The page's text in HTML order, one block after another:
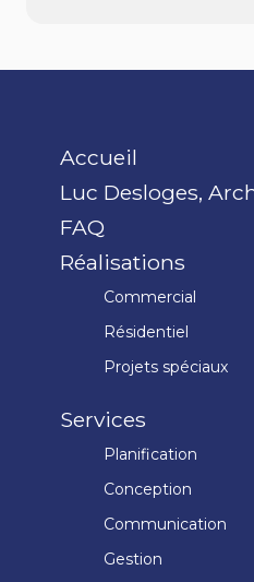
Accueil
Luc Desloges,
FAQ
Réalisations
Commercial
Résidentiel
Projets spéciaux
Services
Planification
Conception
Communication
Gestion